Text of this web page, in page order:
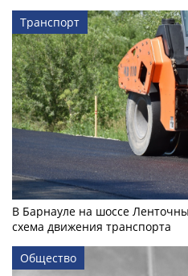
Транспорт
В Барнауле на шоссе
схема движения транспорта
Общество